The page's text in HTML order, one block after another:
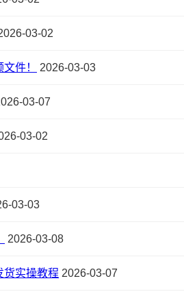
03-02
件！ 2026-03-03
03-07
03-02
03-03
2026-03-08
货实操教程 2026-03-07